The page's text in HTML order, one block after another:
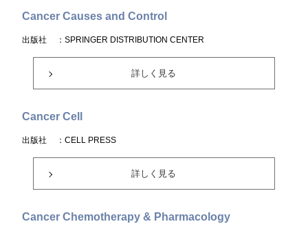
Cancer Causes and Control
出版社 ：SPRINGER DISTRIBUTION CENTER
詳しく見る
Cancer Cell
出版社 ：CELL PRESS
詳しく見る
Cancer Chemotherapy & Pharmacology